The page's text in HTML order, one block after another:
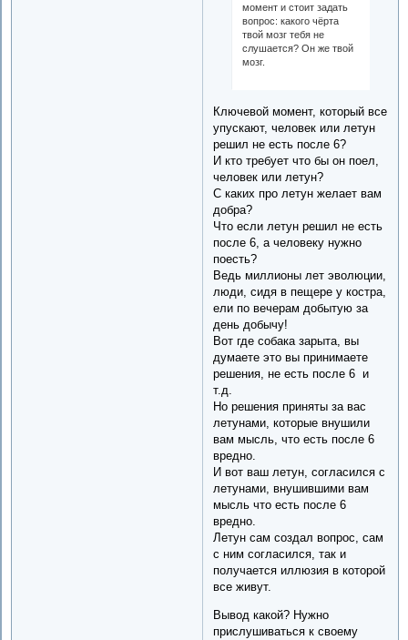
момент и стоит задать
вопрос: какого чёрта
твой мозг тебя не
слушается? Он же твой
мозг.
Ключевой момент, который все
упускают, человек или летун
решил не есть после 6?
И кто требует что бы он поел,
человек или летун?
С каких про летун желает вам
добра?
Что если летун решил не есть
после 6, а человеку нужно
поесть?
Ведь миллионы лет эволюции,
люди, сидя в пещере у костра,
ели по вечерам добытую за
день добычу!
Вот где собака зарыта, вы
думаете это вы принимаете
решения, не есть после 6 и
т.д.
Но решения приняты за вас
летунами, которые внушили
вам мысль, что есть после 6
вредно.
И вот ваш летун, согласился с
летунами, внушившими вам
мысль что есть после 6
вредно.
Летун сам создал вопрос, сам
с ним согласился, так и
получается иллюзия в которой
все живут.
Вывод какой? Нужно
прислушиваться к своему